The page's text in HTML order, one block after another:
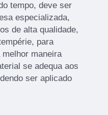
tempo, deve ser
especializada,
de alta qualidade,
para
maneira
se adequa aos
ser aplicado